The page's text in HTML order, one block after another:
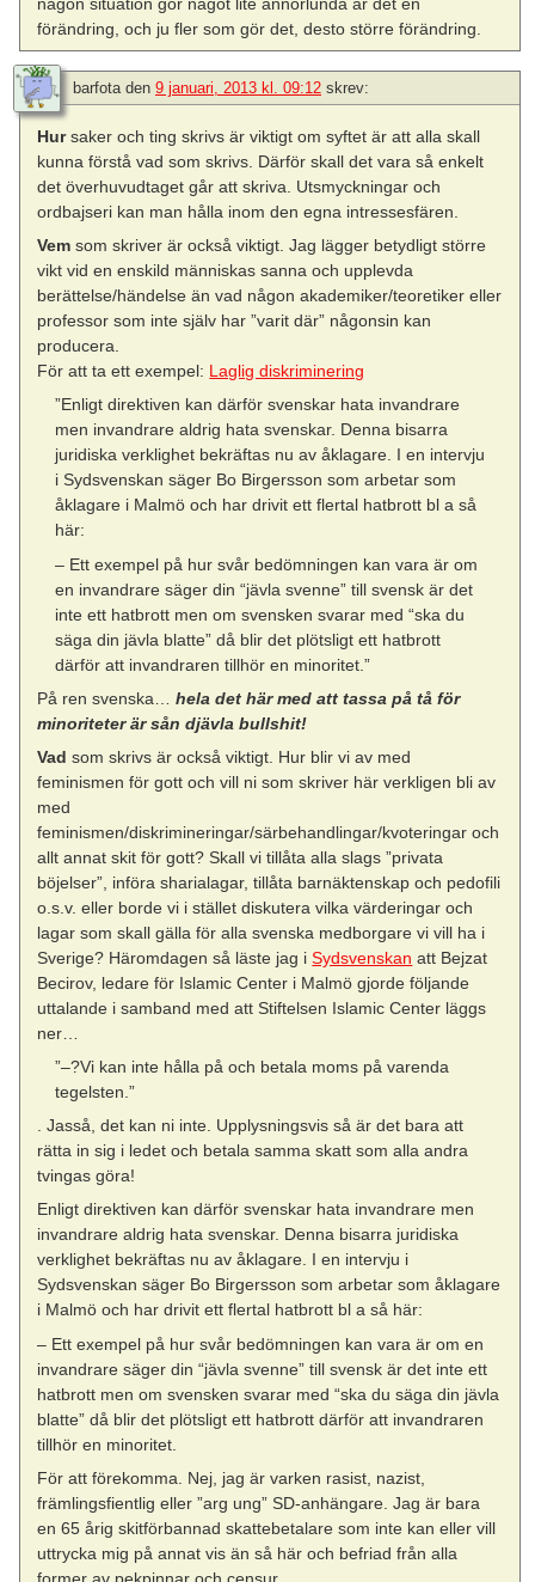
förändring, och ju fler som gör det, desto större förändring.
barfotaden 9 januari, 2013 kl. 09:12 skrev:
Hursaker och ting skrivs är viktigt om syftet är att alla skall
kunna förstå vad som skrivs. Därför skall det vara så enkelt
det överhuvudtaget går att skriva. Utsmyckningar och
ordbajseri kan man hålla inom den egna intressesfären.
Vem som skriver är också viktigt. Jag lägger betydligt större
vikt vid en enskild människas sanna och upplevda
berättelse/händelse än vad någon akademiker/teoretiker eller
professor som inte själv har ”varit där” någonsin kan
producera.
För att ta ett exempel: Laglig diskriminering
”Enligt direktiven kan därför svenskar hata invandrare
men invandrare aldrig hata svenskar. Denna bisarra
juridiska verklighet bekräftas nu av åklagare. I en intervju
i Sydsvenskan säger Bo Birgersson som arbetar som
åklagare i Malmö och har drivit ett flertal hatbrott bl a så
här:
– Ett exempel på hur svår bedömningen kan vara är om
en invandrare säger din “jävla svenne” till svensk är det
inte ett hatbrott men om svensken svarar med “ska du
säga din jävla blatte” då blir det plötsligt ett hatbrott
därför att invandraren tillhör en minoritet.”
På ren svenska…hela det här med att tassa på tå för
minoriteter är sån djävla bullshit!
Vad som skrivs är också viktigt. Hur blir vi av med
feminismen för gott och vill ni som skriver här verkligen bli av
med
feminismen/diskrimineringar/särbehandlingar/kvoteringar och
allt annat skit för gott? Skall vi tillåta alla slags ”privata
böjelser”, införa sharialagar, tillåta barnäktenskap och pedofili
o.s.v. eller borde vi i stället diskutera vilka värderingar och
lagar som skall gälla för alla svenska medborgare vi vill ha i
Sverige? Häromdagen så läste jag iSydsvenskan att Bejzat
Becirov, ledare för Islamic Center i Malmö gjorde följande
uttalande i samband med att Stiftelsen Islamic Center läggs
ner…
”–?Vi kan inte hålla på och betala moms på varenda
tegelsten.”
. Jasså, det kan ni inte. Upplysningsvis så är det bara att
rätta in sig i ledet och betala samma skatt som alla andra
tvingas göra!
Enligt direktiven kan därför svenskar hata invandrare men
invandrare aldrig hata svenskar. Denna bisarra juridiska
verklighet bekräftas nu av åklagare. I en intervju i
Sydsvenskan säger Bo Birgersson som arbetar som åklagare
i Malmö och har drivit ett flertal hatbrott bl a så här:
– Ett exempel på hur svår bedömningen kan vara är om en
invandrare säger din “jävla svenne” till svensk är det inte ett
hatbrott men om svensken svarar med “ska du säga din jävla
blatte” då blir det plötsligt ett hatbrott därför att invandraren
tillhör en minoritet.
För att förekomma. Nej, jag är varken rasist, nazist,
främlingsfientlig eller ”arg ung” SD-anhängare. Jag är bara
en 65 årig skitförbannad skattebetalare som inte kan eller vill
uttrycka mig på annat vis än så här och befriad från alla
former av pekpinnar och censur.